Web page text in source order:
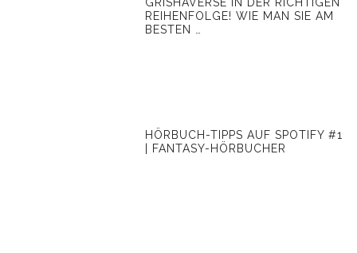
REIHENFOLGE! WIE MAN SIE AM
BESTEN …
HÖRBUCH-TIPPS AUF SPOTIFY #1
| FANTASY-HÖRBUCHER